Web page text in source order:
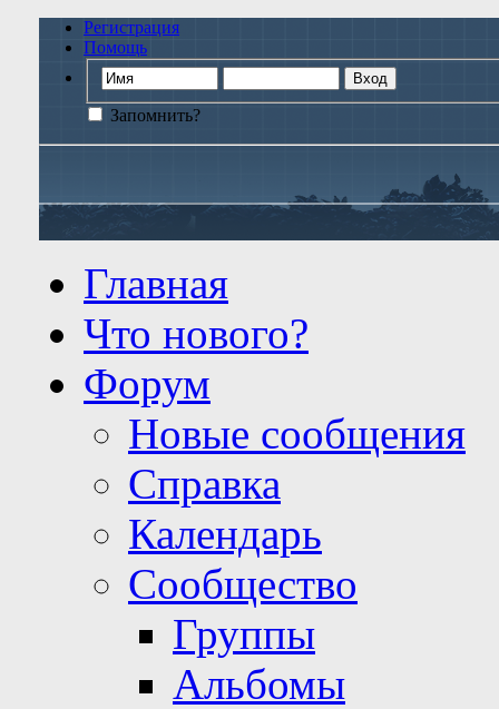
Регистрация
Помощь
Запомнить?
Главная
Что нового?
Форум
Новые сообщения
Справка
Календарь
Сообщество
Группы
Альбомы